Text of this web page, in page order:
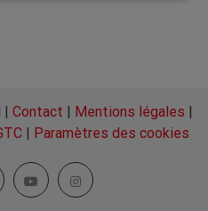
| Contact | Mentions légales |
| Paramètres des cookies